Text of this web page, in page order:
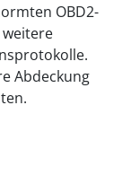
OBD2-
Abdeckung